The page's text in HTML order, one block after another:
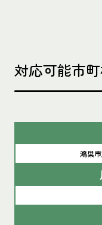
対応可能市
鴻巣市